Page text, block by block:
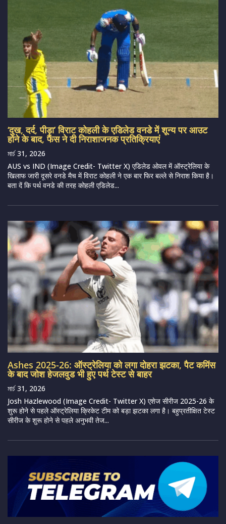
‘दुख, दर्द, पीड़ा’ विराट कोहली के एडिलेड वनडे में शून्य पर आउट
होने के बाद, फैंस ने दी निराशाजनक प्रतिक्रियाएं
মার্চ 31, 2026
AUS vs IND (Image Credit- Twitter X) एडिलेड ओवल में ऑस्ट्रेलिया के
खिलाफ जारी दूसरे वनडे मैच में विराट कोहली ने एक बार फिर बल्ले से निराश किया है।
बता दें कि पर्थ वनडे की तरह कोहली एडिलेड...
Ashes 2025-26: ऑस्ट्रेलिया को लगा दोहरा झटका, पैट कमिंस
के बाद जोश हेजलवुड भी हुए पर्थ टेस्ट से बाहर
মার্চ 31, 2026
Josh Hazlewood (Image Credit- Twitter X) एशेज सीरीज 2025-26 के
शुरू होने से पहले ऑस्ट्रेलिया क्रिकेट टीम को बड़ा झटका लगा है। बहुप्रतीक्षित टेस्ट
सीरीज के शुरू होने से पहले अनुभवी तेज...